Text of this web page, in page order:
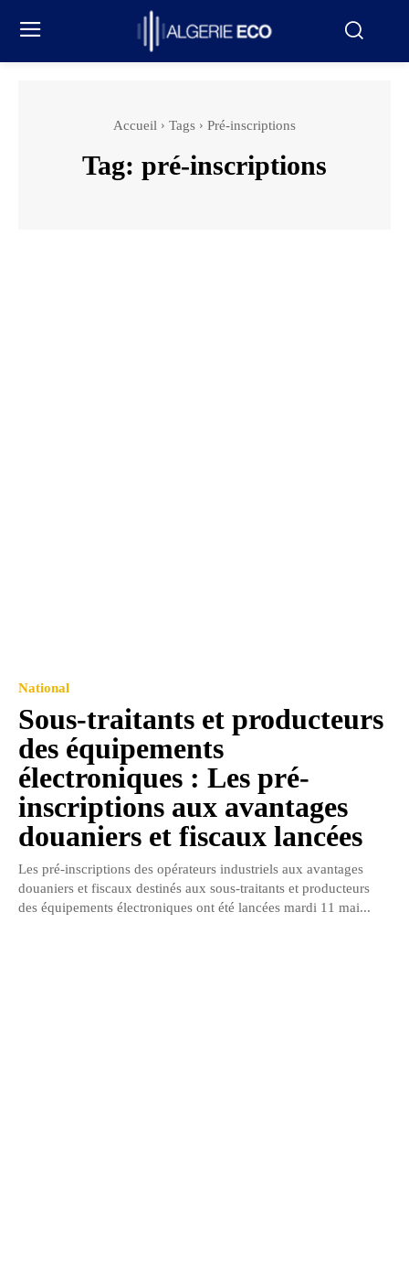
Accueil Tags Pré-inscriptions
Tag: pré-inscriptions
National
Sous-traitants et producteurs
des équipements
électroniques : Les pré-
inscriptions aux avantages
douaniers et fiscaux lancées
Les pré-inscriptions des opérateurs industriels aux avantages
douaniers et fiscaux destinés aux sous-traitants et producteurs
des équipements électroniques ont été lancées mardi 11 mai...